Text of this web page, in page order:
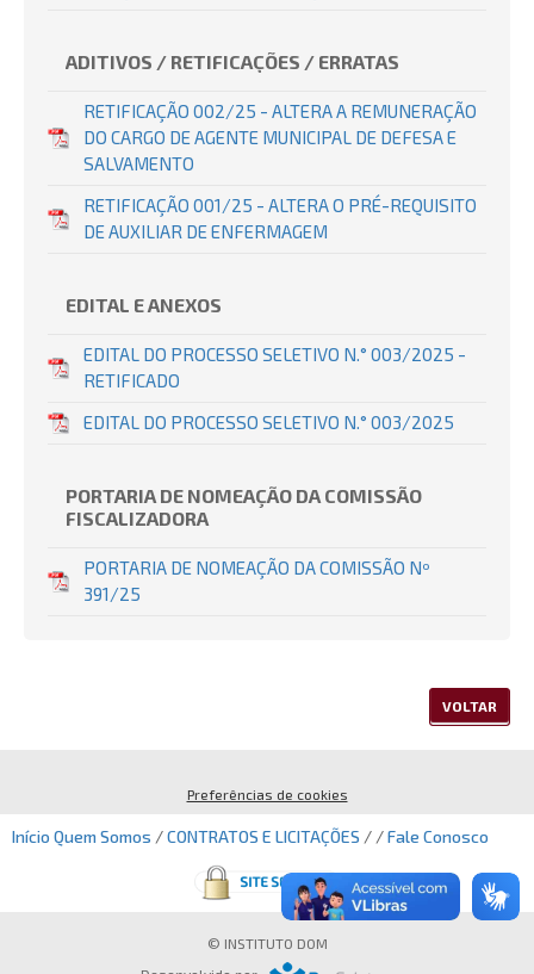
ADITIVOS / RETIFICAÇÕES / ERRATAS
RETIFICAÇÃO 002/25 - ALTERA A REMUNERAÇÃO
DO CARGO DE AGENTE MUNICIPAL DE DEFESA E
SALVAMENTO
RETIFICAÇÃO 001/25 - ALTERA O PRÉ-REQUISITO
DE AUXILIAR DE ENFERMAGEM
EDITAL E ANEXOS
EDITAL DO PROCESSO SELETIVO N.° 003/2025 -
RETIFICADO
EDITAL DO PROCESSO SELETIVO N.° 003/2025
PORTARIA DE NOMEAÇÃO DA COMISSÃO
FISCALIZADORA
PORTARIA DE NOMEAÇÃO DA COMISSÃO Nº
391/25
VOLTAR
Preferências de cookies
Início Quem Somos /CONTRATOS E LICITAÇÕES / /Fale Conosco
© INSTITUTO DOM